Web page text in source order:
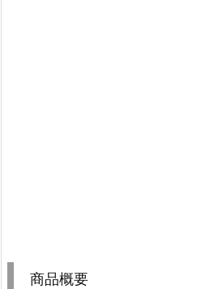
商品概要